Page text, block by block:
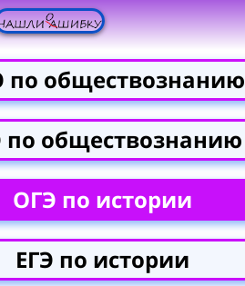
по обществознанию
по обществознанию
ОГЭ по истории
ЕГЭ по истории